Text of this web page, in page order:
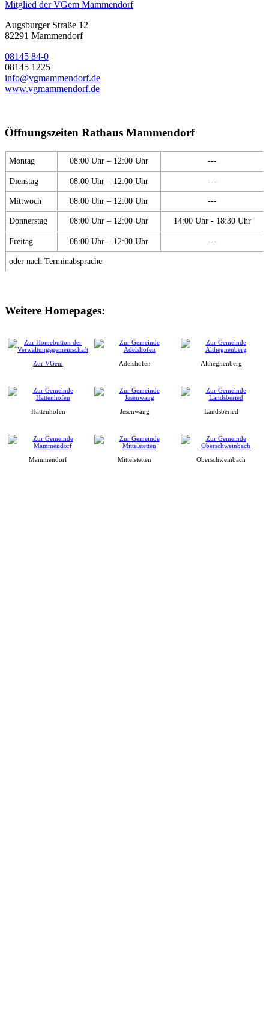
Mitglied der VGem Mammendorf
Augsburger Straße 12
82291 Mammendorf
08145 84-0
08145 1225
info@vgmammendorf.de
www.vgmammendorf.de
Öffnungszeiten Rathaus Mammendorf
Montag 08:00 Uhr – 12:00 Uhr ---
Dienstag 08:00 Uhr – 12:00 Uhr ---
Mittwoch 08:00 Uhr – 12:00 Uhr ---
Donnerstag 08:00 Uhr – 12:00 Uhr 14:00 Uhr - 18:30 Uhr
Freitag 08:00 Uhr – 12:00 Uhr ---
oder nach Terminabsprache
Weitere Homepages:
Zur VGem Adelshofen Althegnenberg
Hattenhofen Jesenwang Landsberied
Mammendorf Mittelstetten Oberschweinbach